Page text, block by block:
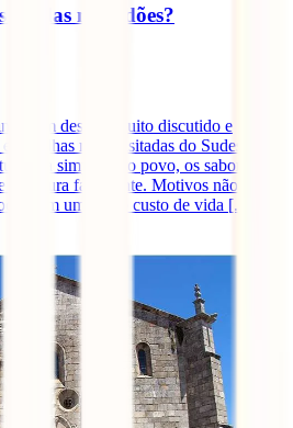
ou das multidões?
um destino muito discutido e
das ilhas mais visitadas do Sudeste
a simpatia do povo, os sabores
a cultura fascinante. Motivos não
com um baixo custo de vida [...]